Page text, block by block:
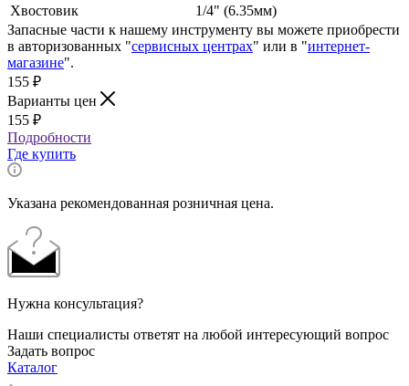
Хвостовик
1/4" (6.35мм)
Запасные части к нашему инструменту вы можете приобрести
в авторизованных "сервисных центрах" или в "интернет-
магазине".
155 ₽
Варианты цен
155 ₽
Подробности
Где купить
Указана рекомендованная розничная цена.
Нужна консультация?
Наши специалисты ответят на любой интересующий вопрос
Задать вопрос
Каталог